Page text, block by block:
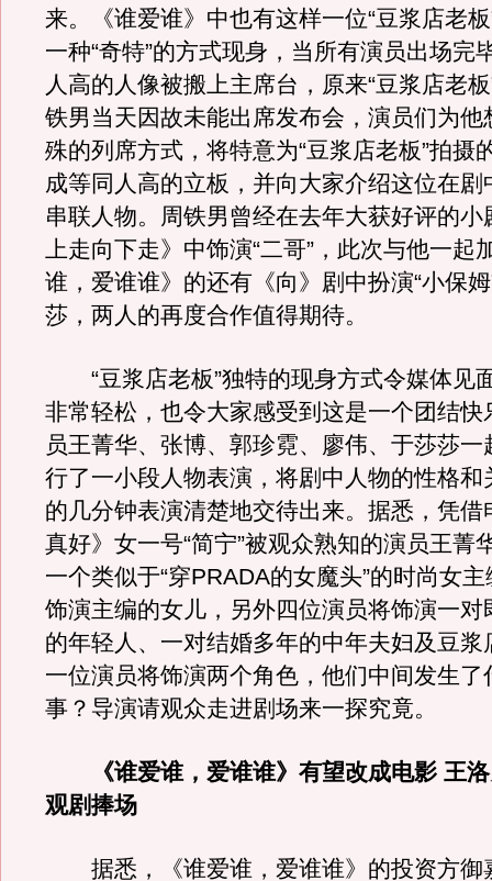
来。《谁爱谁》中也有这样一位“豆浆店老
一种“奇特”的方式现身，当所有演员出场完
人高的人像被搬上主席台，原来“豆浆店老
铁男当天因故未能出席发布会，演员们为他
殊的列席方式，将特意为“豆浆店老板”拍摄
成等同人高的立板，并向大家介绍这位在剧
串联人物。周铁男曾经在去年大获好评的小
上走向下走》中饰演“二哥”，此次与他一起
谁，爱谁谁》的还有《向》剧中扮演“小保
莎，两人的再度合作值得期待。
“豆浆店老板”独特的现身方式令媒体见
非常轻松，也令大家感受到这是一个团结快
员王菁华、张博、郭珍霓、廖伟、于莎莎一
行了一小段人物表演，将剧中人物的性格和
的几分钟表演清楚地交待出来。据悉，凭借
真好》女一号“简宁”被观众熟知的演员王菁
一个类似于“穿PRADA的女魔头”的时尚女
饰演主编的女儿，另外四位演员将饰演一对
的年轻人、一对结婚多年的中年夫妇及豆浆
一位演员将饰演两个角色，他们中间发生了
事？导演请观众走进剧场来一探究竟。
《谁爱谁，爱谁谁》有望改成电影 王
观剧捧场
据悉，《谁爱谁，爱谁谁》的投资方御